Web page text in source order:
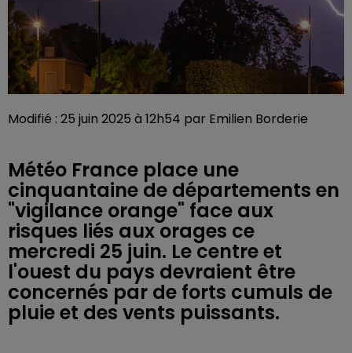
Modifié : 25 juin 2025 à 12h54 par Emilien Borderie
Météo France place une
cinquantaine de départements en
"vigilance orange" face aux
risques liés aux orages ce
mercredi 25 juin. Le centre et
l'ouest du pays devraient être
concernés par de forts cumuls de
pluie et des vents puissants.